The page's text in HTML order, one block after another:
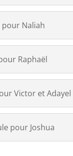
Naliah
Raphaël
Victor et Adayel
pour Joshua